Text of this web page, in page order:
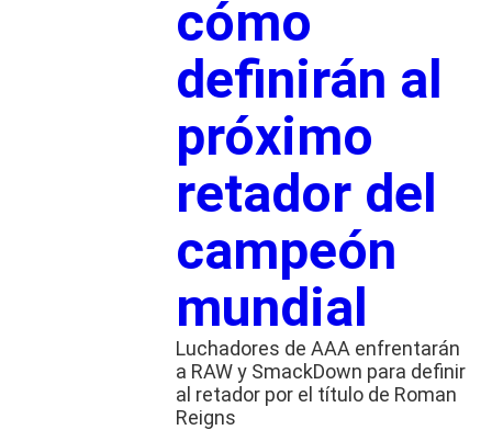
cómo
definirán al
próximo
retador del
campeón
mundial
Luchadores de AAA enfrentarán
a RAW y SmackDown para definir
al retador por el título de Roman
Reigns